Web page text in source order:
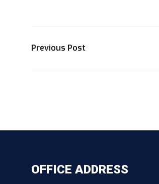
Previous Post
OFFICE ADDRESS